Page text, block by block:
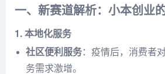
一、新赛道解析：小本创业
1. 本地化服务
社区便利服务：疫情后，消费者
务需求激增。